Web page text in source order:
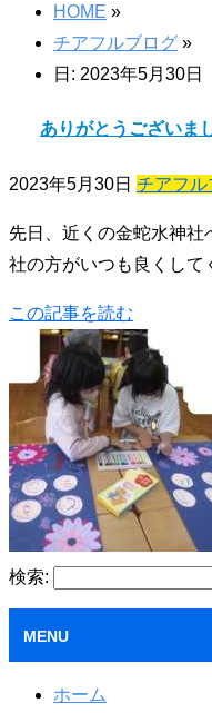
HOME »
チアフルブログ »
日: 2023年5月30日
ありがとうございま
2023年5月30日 チアフル
先日、近くの金蛇水神
社の方がいつも良くし
この記事を読む
検索:
MENU
ホーム